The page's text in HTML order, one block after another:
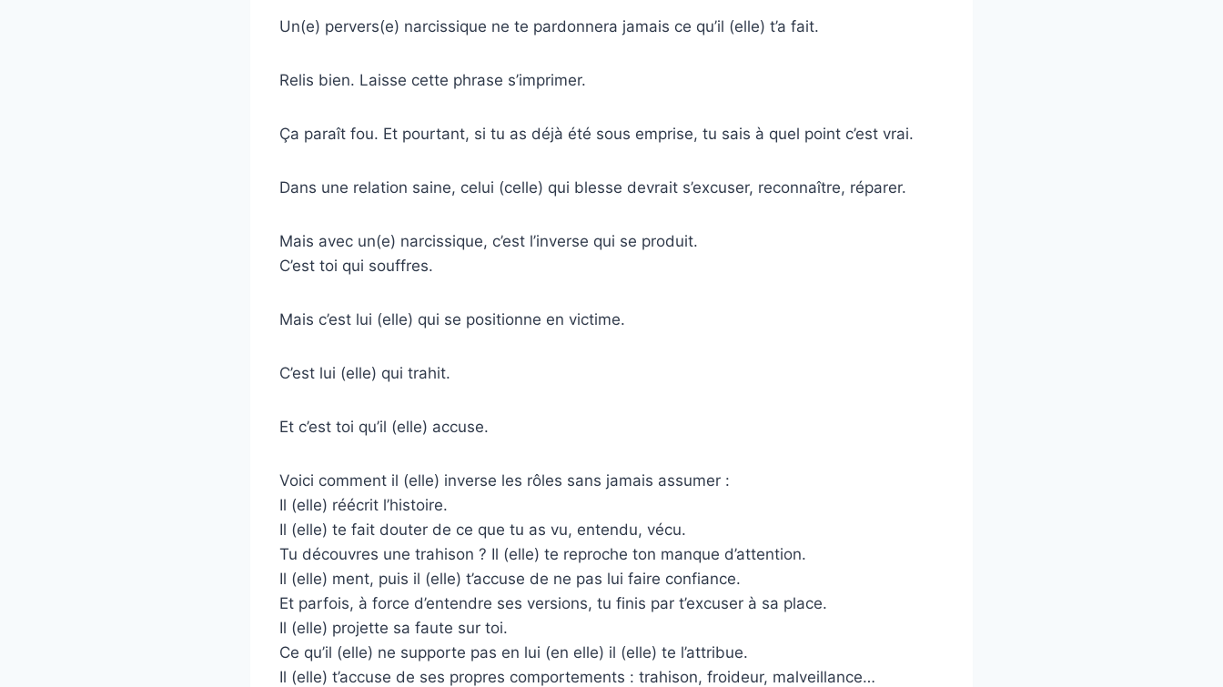
Un(e) pervers(e) narcissique ne te pardonnera jamais ce qu’il (elle) t’a fait.
Relis bien. Laisse cette phrase s’imprimer.
Ça paraît fou. Et pourtant, si tu as déjà été sous emprise, tu sais à quel point c’est vrai.
Dans une relation saine, celui (celle) qui blesse devrait s’excuser, reconnaître, réparer.
Mais avec un(e) narcissique, c’est l’inverse qui se produit.
C’est toi qui souffres.
Mais c’est lui (elle) qui se positionne en victime.
C’est lui (elle) qui trahit.
Et c’est toi qu’il (elle) accuse.
Voici comment il (elle) inverse les rôles sans jamais assumer :
Il (elle) réécrit l’histoire.
Il (elle) te fait douter de ce que tu as vu, entendu, vécu.
Tu découvres une trahison ? Il (elle) te reproche ton manque d’attention.
Il (elle) ment, puis il (elle) t’accuse de ne pas lui faire confiance.
Et parfois, à force d’entendre ses versions, tu finis par t’excuser à sa place.
Il (elle) projette sa faute sur toi.
Ce qu’il (elle) ne supporte pas en lui (en elle) il (elle) te l’attribue.
Il (elle) t’accuse de ses propres comportements : trahison, froideur, malveillance…